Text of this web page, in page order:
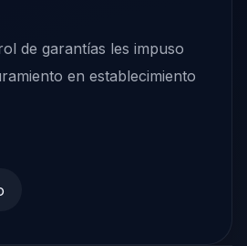
de garantías les impuso
en establecimiento